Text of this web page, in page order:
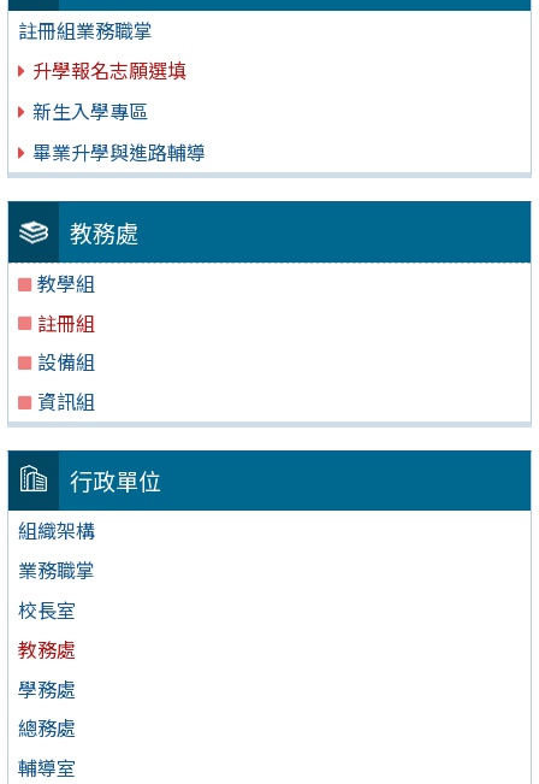
註冊組業務職掌
升學報名志願選填
新生入學專區
畢業升學與進路輔導
教務處
教學組
註冊組
設備組
資訊組
行政單位
組織架構
業務職掌
校長室
教務處
學務處
總務處
輔導室